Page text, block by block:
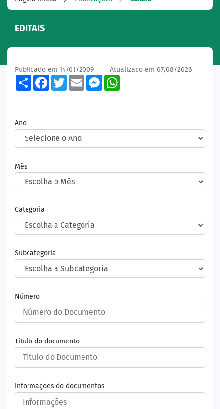
EDITAIS
Publicado em 14/01/2009 Atualizado em 07/08/2026
ShareFacebook
TwitterEmailMessenger
Ano
Mês
Categoria
Subcategoria
Número
Título do documento
Informações do documentos